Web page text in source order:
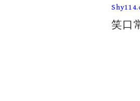
Skip
content
笑口